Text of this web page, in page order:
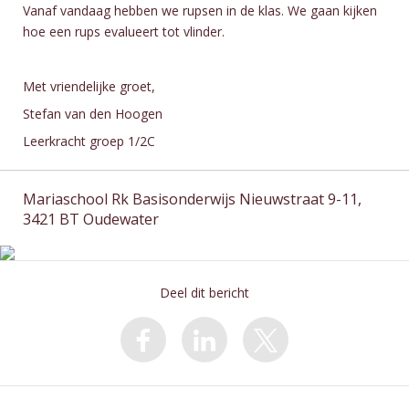
Vanaf vandaag hebben we rupsen in de klas. We gaan kijken
hoe een rups evalueert tot vlinder.
Met vriendelijke groet,
Stefan van den Hoogen
Leerkracht groep 1/2C
Mariaschool Rk Basisonderwijs Nieuwstraat 9-11,
3421 BT Oudewater
Deel dit bericht